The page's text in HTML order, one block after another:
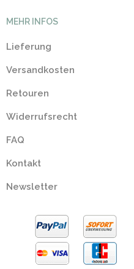
MEHR INFOS
Lieferung
Versandkosten
Retouren
Widerrufsrecht
FAQ
Kontakt
Newsletter